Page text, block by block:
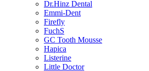
Dr.Hinz Dental
Emmi-Dent
Firefly
FuchS
GC Tooth Mousse
Hapica
Listerine
Little Doctor